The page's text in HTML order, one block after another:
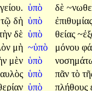
ὑπὸ δὲ
τῷ δὴ ὑπὸ ἐπιθυμίας
δὲ ὑπὸ θείας
μὴ ~ὑπὸ μόνου
μὲν ὑπὸ
ὑπὸ πᾶν τὸ
ὑπὸ πλήθους